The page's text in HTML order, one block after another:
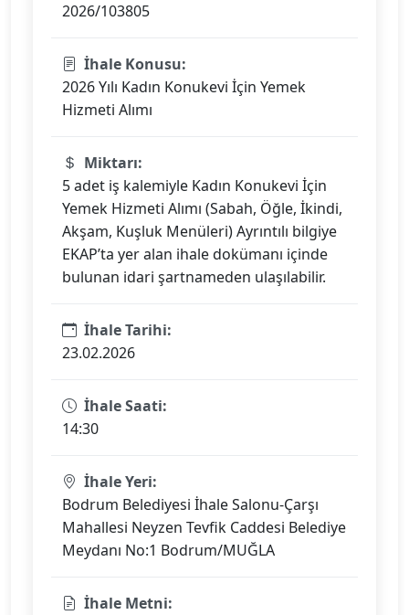
2026/103805
İhale Konusu:
2026 Yılı Kadın Konukevi İçin Yemek
Hizmeti Alımı
Miktarı:
5 adet iş kalemiyle Kadın Konukevi İçin
Yemek Hizmeti Alımı (Sabah, Öğle, İkindi,
Akşam, Kuşluk Menüleri) Ayrıntılı bilgiye
EKAP’ta yer alan ihale dokümanı içinde
bulunan idari şartnameden ulaşılabilir.
İhale Tarihi:
23.02.2026
İhale Saati:
14:30
İhale Yeri:
Bodrum Belediyesi İhale Salonu-Çarşı
Mahallesi Neyzen Tevfik Caddesi Belediye
Meydanı No:1 Bodrum/MUĞLA
İhale Metni: